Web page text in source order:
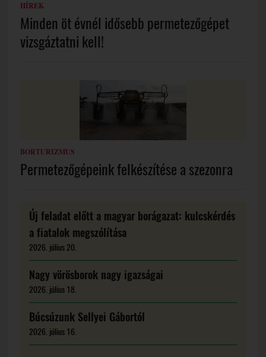
HÍREK
Minden öt évnél idősebb permetezőgépet
vizsgáztatni kell!
BORTURIZMUS
Permetezőgépeink felkészítése a szezonra
Új feladat előtt a magyar borágazat: kulcskérdés
a fiatalok megszólítása
2026. július 20.
Nagy vörösborok nagy igazságai
2026. július 18.
Búcsúzunk Sellyei Gábortól
2026. július 16.